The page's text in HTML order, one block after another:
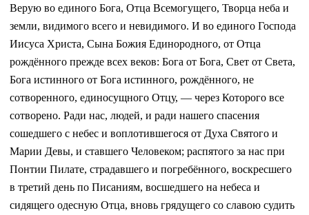
Верую во единого Бога, Отца Всемогущего, Творца неба и
земли, видимого всего и невидимого. И во единого Господа
Иисуса Христа, Сына Божия Единородного, от Отца
рождённого прежде всех веков: Бога от Бога, Свет от Света,
Бога истинного от Бога истинного, рождённого, не
сотворенного, единосущного Отцу, — через Которого все
сотворено. Ради нас, людей, и ради нашего спасения
сошедшего с небес и воплотившегося от Духа Святого и
Марии Девы, и ставшего Человеком; распятого за нас при
Понтии Пилате, страдавшего и погребённого, воскресшего
в третий день по Писаниям, восшедшего на небеса и
сидящего одесную Отца, вновь грядущего со славою судить